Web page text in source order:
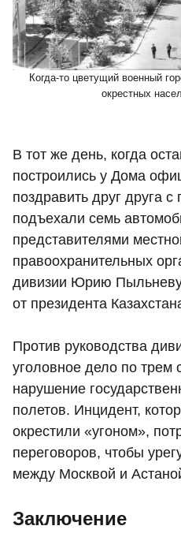
Когда-то цветущий военный
окрестных
В тот же день, когда
построились у Дома
поздравить друг друга
подъехали семь
представителями
правоохранительных
дивизии Юрию Пыльневу
от президента
Против руководства
уголовное дело по трем
нарушение
полетов. Инцидент,
окрестили «угоном»,
переговоров, чтобы
между Москвой и
Заключение